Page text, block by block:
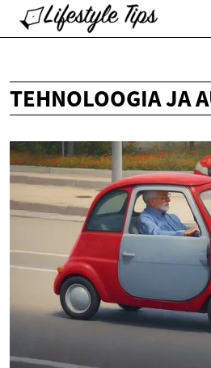
TEHNOLOOGIA JA